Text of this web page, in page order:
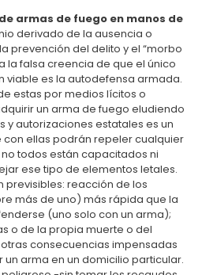
armas de fuego en manos de
derivado de la ausencia o
prevención del delito y el “morbo
la falsa creencia de que el único
viable es la autodefensa armada.
estas por medios lícitos o
un arma de fuego eludiendo
y autorizaciones estatales es un
ellas podrán repeler cualquier
todos están capacitados ni
ese tipo de elementos letales.
previsibles: reacción de los
más de uno) más rápida que la
(uno solo con un arma);
o de la propia muerte o del
consecuencias impensadas
arma en un domicilio particular.